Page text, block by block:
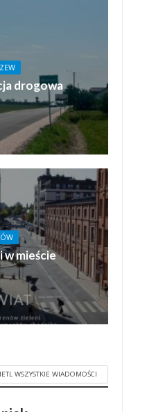
drogowa
w mieście
WSZYSTKIE WIADOMOŚCI